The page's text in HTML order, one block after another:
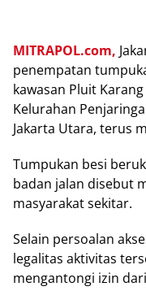
MITRAPOL.com,
penempatan
kawasan Pluit Karang
Kelurahan
Jakarta Utara, terus
Tumpukan besi
badan jalan disebut
masyarakat sekitar.
Selain persoalan
legalitas aktivitas
mengantongi izin